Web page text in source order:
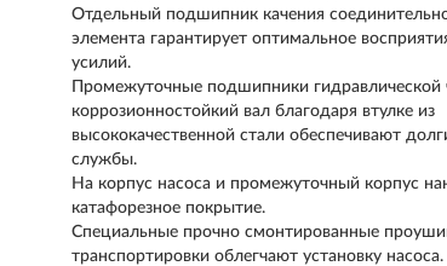
Отдельный подшипник качения
элемента гарантирует оптимальное
усилий.
Промежуточные подшипники гидравлической
коррозионностойкий вал благодаря втулке из
высококачественной стали обеспечивают
службы.
На корпус насоса и промежуточный корпус
катафорезное покрытие.
Специальные прочно смонтированные
транспортировки облегчают установку насоса.